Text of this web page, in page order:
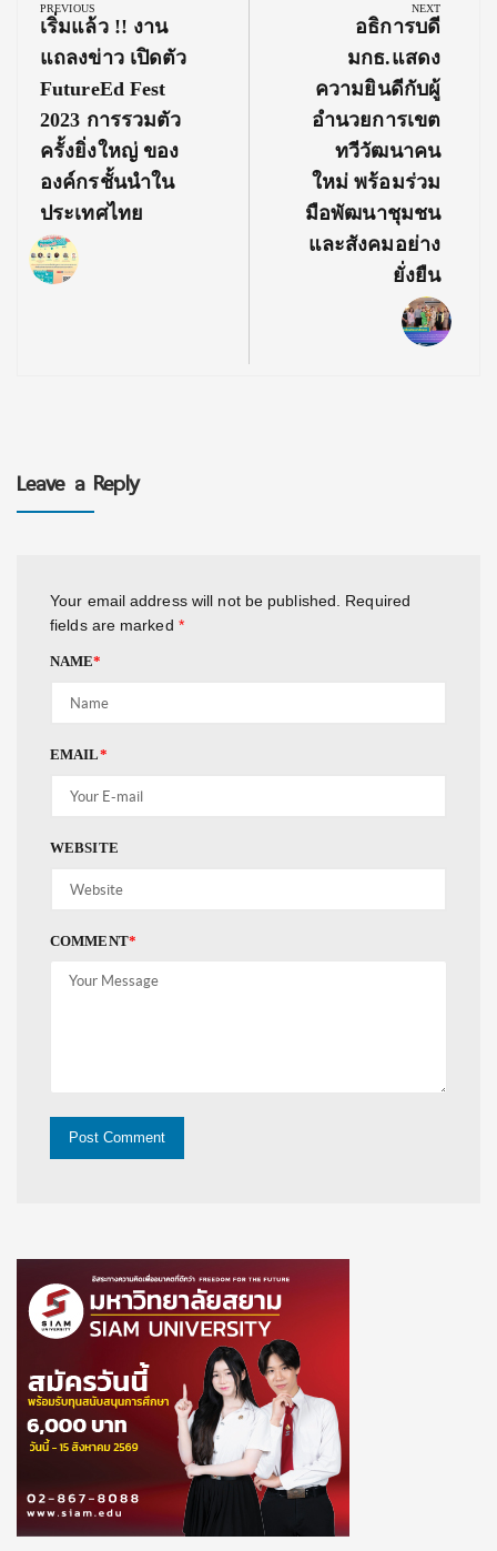
navigation
PREVIOUS
Previous
Post:
เริ่มแล้ว !! งาน
แถลงข่าว เปิดตัว
FutureEd Fest
2023 การรวมตัว
ครั้งยิ่งใหญ่ ของ
องค์กรชั้นนำใน
ประเทศไทย
NEXT
Next
Post:
อธิการบดี
มกธ.แสดง
ความยินดีกับผู้
อำนวยการเขต
ทวีวัฒนาคน
ใหม่ พร้อมร่วม
มือพัฒนาชุมชน
และสังคมอย่าง
ยั่งยืน
Leave a Reply
Your email address will not be published.
Required
fields are marked *
NAME*
EMAIL*
WEBSITE
COMMENT*